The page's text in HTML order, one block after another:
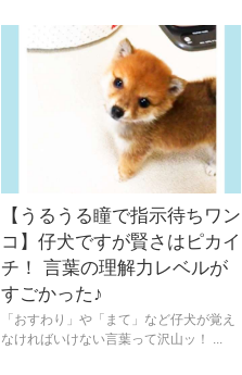
【うるうる瞳で指示待ちワン
コ】仔犬ですが賢さはピカイ
チ！ 言葉の理解力レベルが
すごかった♪
「おすわり」や「まて」など仔犬が覚え
なければいけない言葉って沢山ッ！ ...